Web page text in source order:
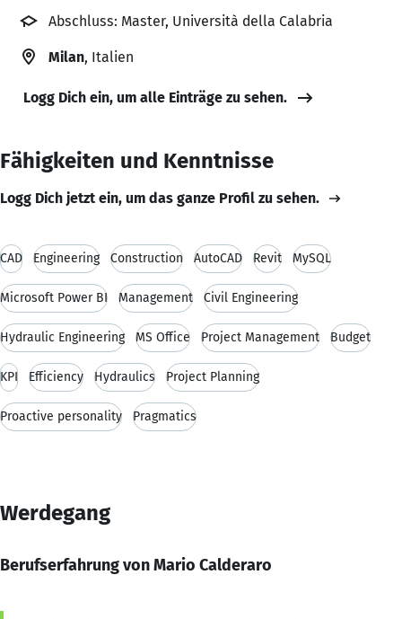
Abschluss: Master, Università della Calabria
Milan, Italien
Logg Dich ein, um alle Einträge zu sehen.
Fähigkeiten und Kenntnisse
Logg Dich jetzt ein, um das ganze Profil zu sehen.
CAD Engineering Construction AutoCAD Revit MySQL
Microsoft Power BI Management Civil Engineering
Hydraulic Engineering MS Office Project Management Budget
KPI Efficiency Hydraulics Project Planning
Proactive personality Pragmatics
Werdegang
Berufserfahrung von Mario Calderaro